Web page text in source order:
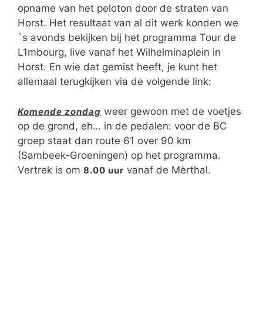
opname van het peloton door de straten van
Horst. Het resultaat van al dit werk konden we
`s avonds bekijken bij het programma Tour de
L1mbourg, live vanaf het Wilhelminaplein in
Horst. En wie dat gemist heeft, je kunt het
allemaal terugkijken via de volgende link:
Komende zondag weer gewoon met de voetjes
op de grond, eh… in de pedalen: voor de BC
groep staat dan route 61 over 90 km
(Sambeek-Groeningen) op het programma.
Vertrek is om 8.00 uur vanaf de Mèrthal.